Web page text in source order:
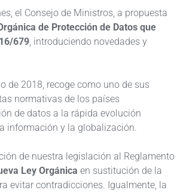
el Consejo de Ministros, a propuesta
de Protección de Datos que
679, introduciendo novedades y
de 2018, recoge como uno de sus
normativas de los países
de datos a la rápida evolución
información y la globalización.
de nuestra legislación al Reglamento
Ley Orgánica en sustitución de la
evitar contradicciones. Igualmente, la